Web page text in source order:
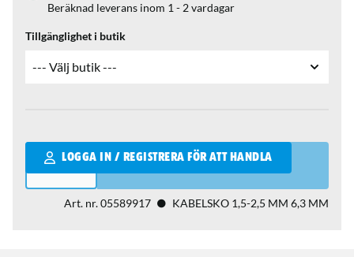
Beräknad leverans inom 1 - 2 vardagar
Tillgänglighet i butik
LOGGA IN / REGISTRERA FÖR ATT HANDLA
Qantity
Art. nr.05589917 KABELSKO 1,5-2,5 MM 6,3 MM